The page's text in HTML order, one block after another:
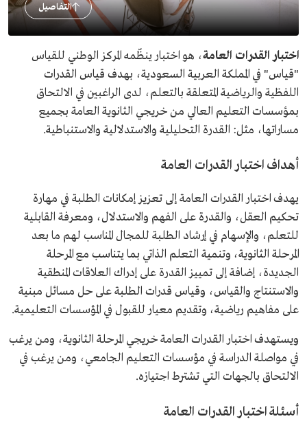
التفاصيل
اختبار القدرات العامة، هو اختبار ينظّمه المركز الوطني للقياس
"قياس" في المملكة العربية السعودية، بهدف قياس القدرات
اللفظية والرياضية المتعلقة بالتعلم، لدى الراغبين في الالتحاق
بمؤسسات التعليم العالي من خريجي الثانوية العامة بجميع
مساراتها، مثل: القدرة التحليلية والاستدلالية والاستنباطية.
أهداف اختبار القدرات العامة
يهدف اختبار القدرات العامة إلى تعزيز إمكانات الطلبة في مهارة
تحكيم العقل، والقدرة على الفهم والاستدلال، ومعرفة القابلية
للتعلم، والإسهام في إرشاد الطلبة للمجال المناسب لهم ما بعد
المرحلة الثانوية، وتنمية التعلم الذاتي بما يتناسب مع المرحلة
الجديدة، إضافة إلى تمييز القدرة على إدراك العلاقات المنطقية
والاستنتاج والقياس، وقياس قدرات الطلبة على حل مسائل مبنية
على مفاهيم رياضية، وتقديم معيار للقبول في المؤسسات التعليمية.
ويستهدف ​اختبار القدرات العامة خريجي المرحلة الثانوية، ومن يرغب
في مواصلة الدراسة في مؤسسات التعليم الجامعي، ومن يرغب في
الالتحاق بالجهات التي تشترط اجتيازه.
أسئلة اختبار القدرات العامة